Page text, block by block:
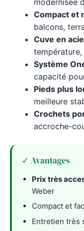
Compact et
balcons,
Cuve en
température,
Système
capacité
Pieds plus
meilleure
Crochets
accroche-
✓ Avantages
Prix très
Weber
Compact et
Entretien très